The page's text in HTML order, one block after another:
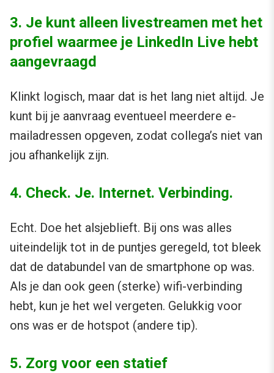
3. Je kunt alleen livestreamen met het
profiel waarmee je LinkedIn Live hebt
aangevraagd
Klinkt logisch, maar dat is het lang niet altijd. Je
kunt bij je aanvraag eventueel meerdere e-
mailadressen opgeven, zodat collega’s niet van
jou afhankelijk zijn.
4. Check. Je. Internet. Verbinding.
Echt. Doe het alsjeblieft. Bij ons was alles
uiteindelijk tot in de puntjes geregeld, tot bleek
dat de databundel van de smartphone op was.
Als je dan ook geen (sterke) wifi-verbinding
hebt, kun je het wel vergeten. Gelukkig voor
ons was er de hotspot (andere tip).
5. Zorg voor een statief